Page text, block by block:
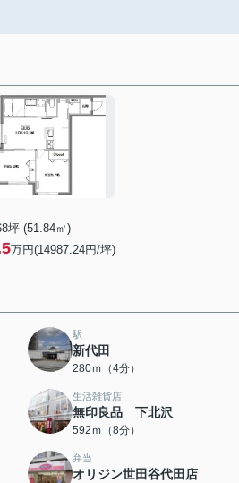
坪 (51.84㎡)
万円(14987.24円/坪)
駅
新代田
280ｍ（4分）
生活雑貨店
無印良品 下北沢
592ｍ（8分）
弁当
オリジン世田谷代田店